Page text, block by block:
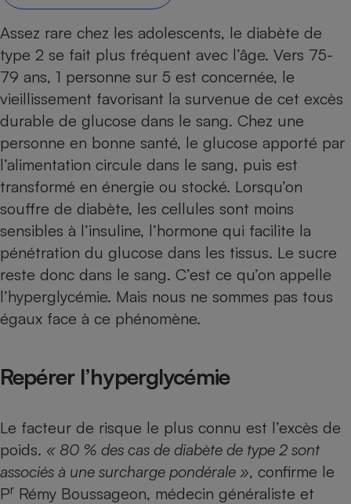
Assez rare chez les adolescents, le diabète de
type 2 se fait plus fréquent avec l’âge. Vers 75-
79 ans, 1 personne sur 5 est concernée, le
vieillissement favorisant la survenue de cet excès
durable de glucose dans le sang. Chez une
personne en bonne santé, le glucose apporté par
l’alimentation circule dans le sang, puis est
transformé en énergie ou stocké. Lorsqu’on
souffre de diabète, les cellules sont moins
sensibles à l’insuline, l’hormone qui facilite la
pénétration du glucose dans les tissus. Le sucre
reste donc dans le sang. C’est ce qu’on appelle
l’hyperglycémie. Mais nous ne sommes pas tous
égaux face à ce phénomène.
Repérer l’hyperglycémie
Le facteur de risque le plus connu est l’excès de
poids. « 80 % des cas de diabète de type 2 sont
associés à une surcharge pondérale », confirme le
Pr Rémy Boussageon, médecin généraliste et
Complément
alimentaire
bouteille
Assurance emprunteur
Petit électroménager -
Lave-linge
Plaque de cuisson à
Téléviseur
Matelas
Radiateur électrique
Climatiseur -
Ventilateur
Mutuelle
Antimoustique